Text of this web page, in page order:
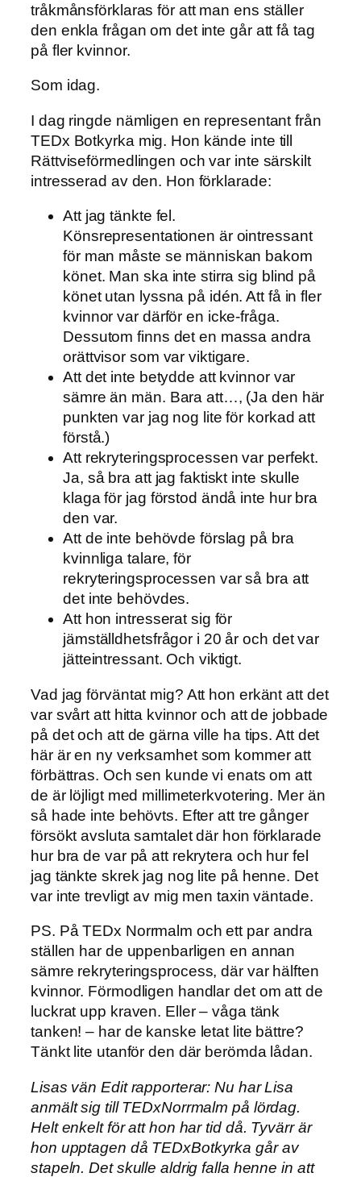
tråkmånsförklaras för att man ens ställer
den enkla frågan om det inte går att få tag
på fler kvinnor.
Som idag.
I dag ringde nämligen en representant från
TEDx Botkyrka mig. Hon kände inte till
Rättviseförmedlingen och var inte särskilt
intresserad av den. Hon förklarade:
Att jag tänkte fel.
Könsrepresentationen är ointressant
för man måste se människan bakom
könet. Man ska inte stirra sig blind på
könet utan lyssna på idén. Att få in fler
kvinnor var därför en icke-fråga.
Dessutom finns det en massa andra
orättvisor som var viktigare.
Att det inte betydde att kvinnor var
sämre än män. Bara att…, (Ja den här
punkten var jag nog lite för korkad att
förstå.)
Att rekryteringsprocessen var perfekt.
Ja, så bra att jag faktiskt inte skulle
klaga för jag förstod ändå inte hur bra
den var.
Att de inte behövde förslag på bra
kvinnliga talare, för
rekryteringsprocessen var så bra att
det inte behövdes.
Att hon intresserat sig för
jämställdhetsfrågor i 20 år och det var
jätteintressant. Och viktigt.
Vad jag förväntat mig? Att hon erkänt att det
var svårt att hitta kvinnor och att de jobbade
på det och att de gärna ville ha tips. Att det
här är en ny verksamhet som kommer att
förbättras. Och sen kunde vi enats om att
de är löjligt med millimeterkvotering. Mer än
så hade inte behövts. Efter att tre gånger
försökt avsluta samtalet där hon förklarade
hur bra de var på att rekrytera och hur fel
jag tänkte skrek jag nog lite på henne. Det
var inte trevligt av mig men taxin väntade.
PS. På TEDx Norrmalm och ett par andra
ställen har de uppenbarligen en annan
sämre rekryteringsprocess, där var hälften
kvinnor. Förmodligen handlar det om att de
luckrat upp kraven. Eller – våga tänk
tanken! – har de kanske letat lite bättre?
Tänkt lite utanför den där berömda lådan.
Lisas vän Edit rapporterar: Nu har Lisa
anmält sig till TEDxNorrmalm på lördag.
Helt enkelt för att hon har tid då. Tyvärr är
hon upptagen då TEDxBotkyrka går av
stapeln. Det skulle aldrig falla henne in att